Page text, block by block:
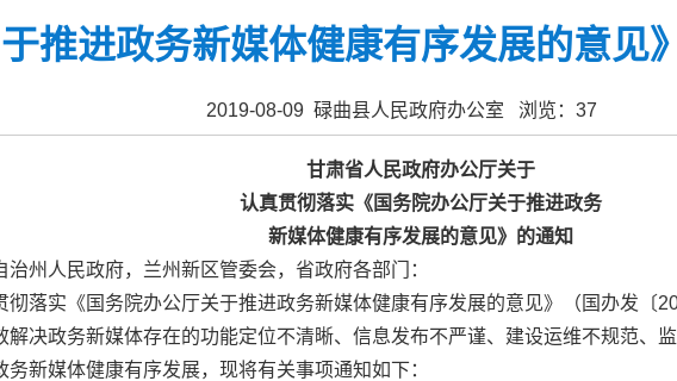
于推进政务新媒体健康有序发展的意见
2019-08-09 碌曲县人民政府办公室 浏览： 37
甘肃省人民政府办公厅关于
认真贯彻落实《国务院办公厅关于推进政务
新媒体健康有序发展的意见》的通知
治州人民政府，兰州新区管委会，省政府各部门：
彻落实《国务院办公厅关于推进政务新媒体健康有序发展的意见》（国办发〔
解决政务新媒体存在的功能定位不清晰、信息发布不严谨、建设运维不规范、
务新媒体健康有序发展，现将有关事项通知如下：